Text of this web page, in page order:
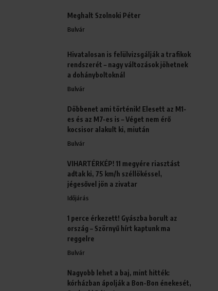
Meghalt Szolnoki Péter
Bulvár
Hivatalosan is felülvizsgálják a trafikok
rendszerét – nagy változások jöhetnek
a dohányboltoknál
Bulvár
Döbbenet ami történik! Elesett az M1-
es és az M7-es is – Véget nem érő
kocsisor alakult ki, miután
Bulvár
VIHARTÉRKÉP! 11 megyére riasztást
adtak ki, 75 km/h széllökéssel,
jégesővel jön a zivatar
Időjárás
1 perce érkezett! Gyászba borult az
ország – Szörnyű hírt kaptunk ma
reggelre
Bulvár
Nagyobb lehet a baj, mint hitték:
kórházban ápolják a Bon-Bon énekesét,